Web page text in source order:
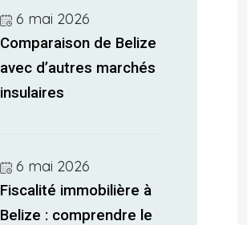
6 mai 2026
Comparaison de Belize
avec d’autres marchés
insulaires
6 mai 2026
Fiscalité immobilière à
Belize : comprendre le